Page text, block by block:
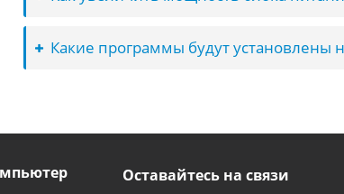
Какие программы будут установлены
Оставайтесь на связи